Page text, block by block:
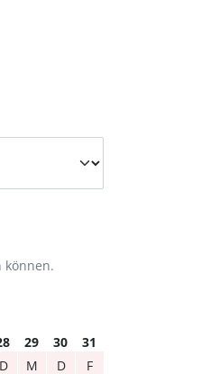
können.
29 30
31
D M D F